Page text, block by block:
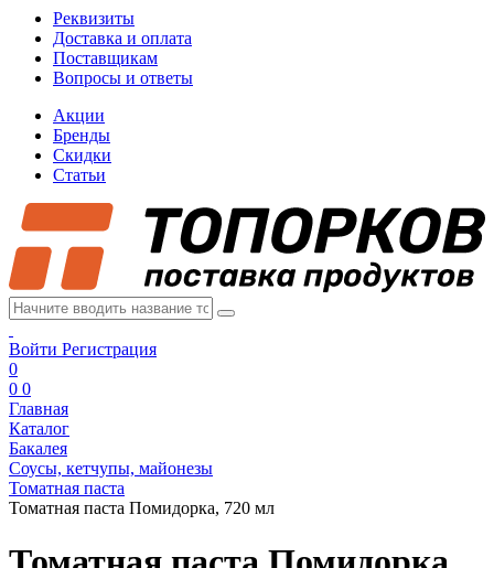
Реквизиты
Доставка и оплата
Поставщикам
Вопросы и ответы
Акции
Бренды
Скидки
Статьи
Войти Регистрация
0
0 0
Главная
Каталог
Бакалея
Соусы, кетчупы, майонезы
Томатная паста
Томатная паста Помидорка, 720 мл